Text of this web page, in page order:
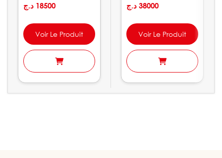
LEO | ACSm100S
18500 د.ج
Voir Le Produit
38000 د.ج
Voir Le Produit